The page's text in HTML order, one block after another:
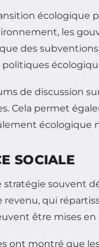
les
des
de discussion
Cela permet
écologique
SOCIALE
stratégie souvent
revenu, qui
être mises
ont montré que